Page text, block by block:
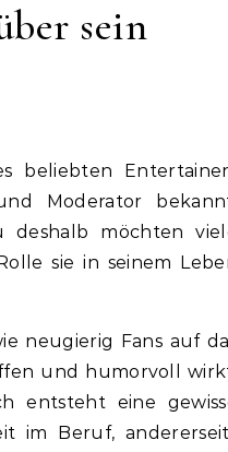
sein
Moderator
deshalb möchten
sie in seinem
neugierig Fans auf
und humorvoll
entsteht eine
im Beruf,